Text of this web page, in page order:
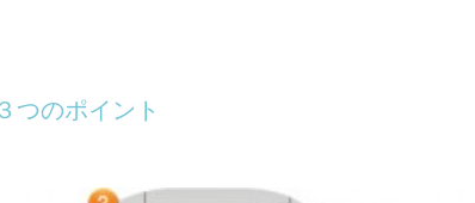
つのポイント